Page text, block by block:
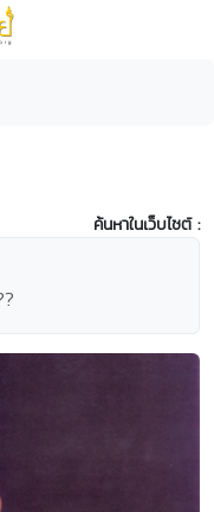
ค้นหาในเว็บไซต์ :